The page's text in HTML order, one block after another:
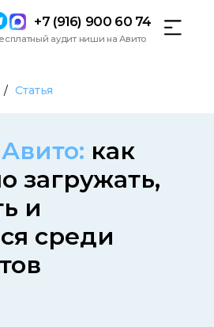
900 60 74
ниши на Авито
/ Статья
как
загружать,
и
среди